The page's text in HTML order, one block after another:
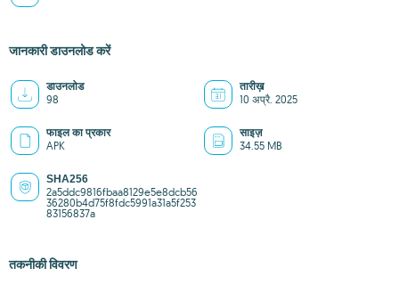
जानकारी डाउनलोड करें
डाउनलोड
98
तारीख़
10 अप्रै. 2025
फाइल का प्रकार
APK
साइज़
34.55 MB
SHA256
2a5ddc9816fbaa8129e5e8dcb56
36280b4d75f8fdc5991a31a5f253
83156837a
तकनीकी विवरण